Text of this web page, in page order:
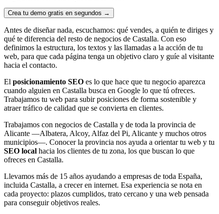
Crea tu demo gratis en segundos →
Antes de diseñar nada, escuchamos: qué vendes, a quién te diriges y
qué te diferencia del resto de negocios de Castalla. Con eso
definimos la estructura, los textos y las llamadas a la acción de tu
web, para que cada página tenga un objetivo claro y guíe al visitante
hacia el contacto.
El posicionamiento SEO es lo que hace que tu negocio aparezca
cuando alguien en Castalla busca en Google lo que tú ofreces.
Trabajamos tu web para subir posiciones de forma sostenible y
atraer tráfico de calidad que se convierta en clientes.
Trabajamos con negocios de Castalla y de toda la provincia de
Alicante —Albatera, Alcoy, Alfaz del Pi, Alicante y muchos otros
municipios—. Conocer la provincia nos ayuda a orientar tu web y tu
SEO local hacia los clientes de tu zona, los que buscan lo que
ofreces en Castalla.
Llevamos más de 15 años ayudando a empresas de toda España,
incluida Castalla, a crecer en internet. Esa experiencia se nota en
cada proyecto: plazos cumplidos, trato cercano y una web pensada
para conseguir objetivos reales.